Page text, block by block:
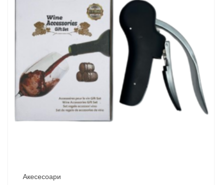
Акесесоари